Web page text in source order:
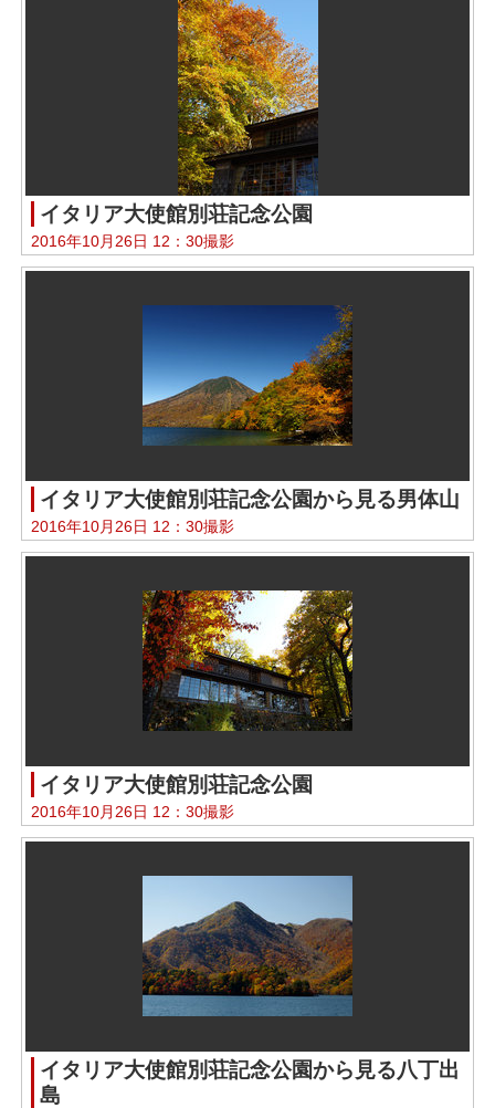
イタリア大使館別荘記念公園
2016年10月26日 12：30撮影
イタリア大使館別荘記念公園から見る男体山
2016年10月26日 12：30撮影
イタリア大使館別荘記念公園
2016年10月26日 12：30撮影
イタリア大使館別荘記念公園から見る八丁出
島